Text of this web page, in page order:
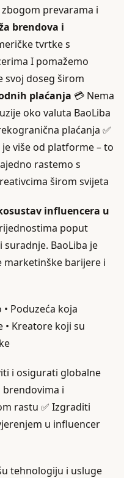
prevarama i
brendova i
tvrtke s
I pomažemo
svoj doseg širom
plaćanja 💳 Nema
oko valuta BaoLiba
plaćanja ✅
je više od platforme – to
rastemo s
širom svijeta
influencera u
poput
BaoLiba je
marketinške barijere i
Poduzeća koja
• Kreatore koji su
i osigurati globalne
brendovima i
rastu ✅ Izgraditi
u influencer
tehnologiju i usluge